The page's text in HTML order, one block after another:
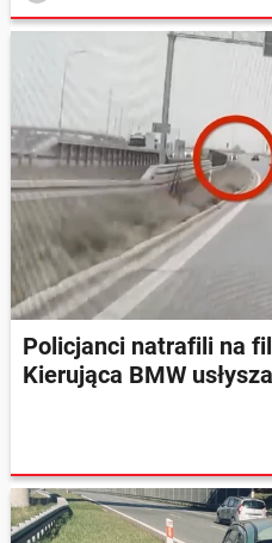
Policjanci natrafili na
Kierująca BMW